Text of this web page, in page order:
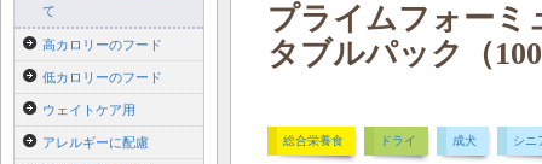
プライムフォーミ
タブルパック（
総合栄養食 ドライ 成犬 シニ
て
高カロリーのフード
低カロリーのフード
ウェイトケア用
アレルギーに配慮